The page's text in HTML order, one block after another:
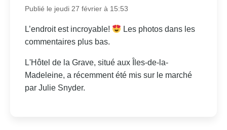
Publié le jeudi 27 février à 15:53
L’endroit est incroyable!
Les photos dans les
commentaires plus bas.
L'Hôtel de la Grave, situé aux Îles-de-la-
Madeleine, a récemment été mis sur le marché
par Julie Snyder.